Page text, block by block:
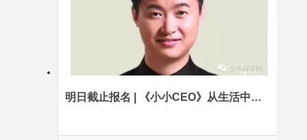
明日截止报名 | 《小小CEO》从生活中的经济学到挖掘孩子的创业潜能